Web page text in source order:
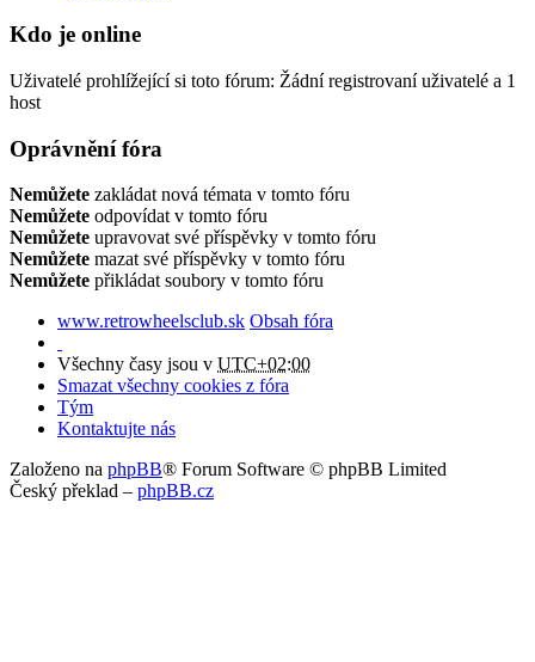
Kdo je online
Uživatelé prohlížející si toto fórum: Žádní registrovaní uživatelé a 1
host
Oprávnění fóra
Nemůžete zakládat nová témata v tomto fóru
Nemůžete odpovídat v tomto fóru
Nemůžete upravovat své příspěvky v tomto fóru
Nemůžete mazat své příspěvky v tomto fóru
Nemůžete přikládat soubory v tomto fóru
www.retrowheelsclub.sk Obsah fóra
Všechny časy jsou v UTC+02:00
Smazat všechny cookies z fóra
Tým
Kontaktujte nás
Založeno na phpBB® Forum Software © phpBB Limited
Český překlad – phpBB.cz